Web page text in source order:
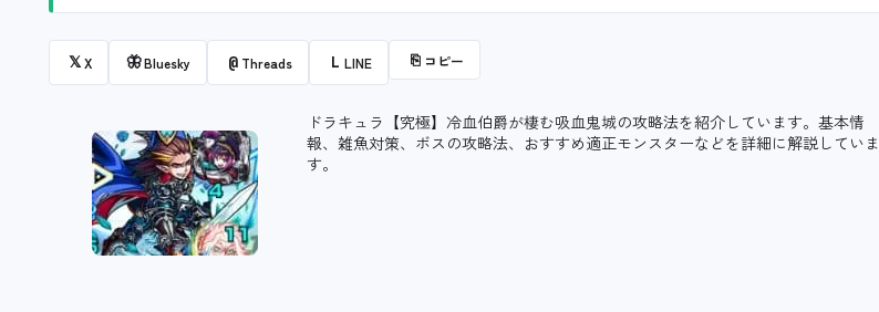
𝕏X 🦋Bluesky @ Threads L LINE ⎘ コピー
ドラキュラ【究極】冷血伯爵が棲む吸血鬼城の攻略法を紹介しています。基本情
報、雑魚対策、ボスの攻略法、おすすめ適正モンスターなどを詳細に解説していま
す。